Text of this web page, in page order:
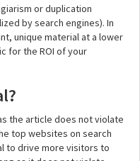
or duplication
by search engines). In
unique material at a lower
for the ROI of your
the article does not violate
top websites on search
to drive more visitors to